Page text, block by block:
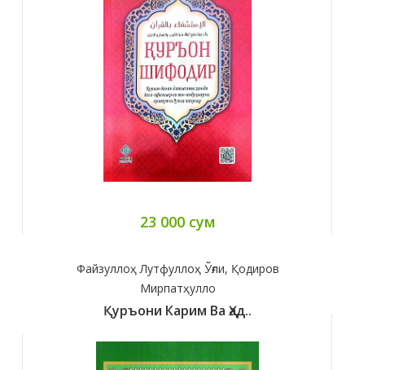
23 000 сум
Файзуллоҳ Лутфуллоҳ Ўғли, Қодиров
Мирпатҳулло
Қуръони Карим Ва Ҳад..